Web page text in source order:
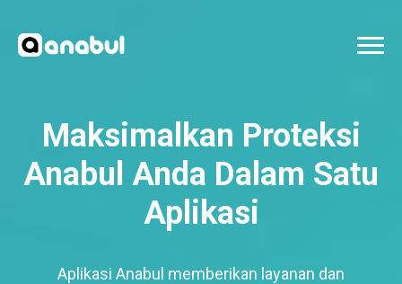
Maksimalkan Proteksi
Anabul Anda Dalam Satu
Aplikasi
Aplikasi Anabul memberikan layanan dan